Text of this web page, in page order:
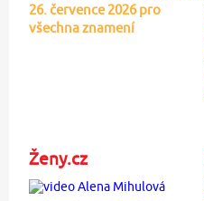
26. července 2026 pro
všechna znamení
Ženy.cz